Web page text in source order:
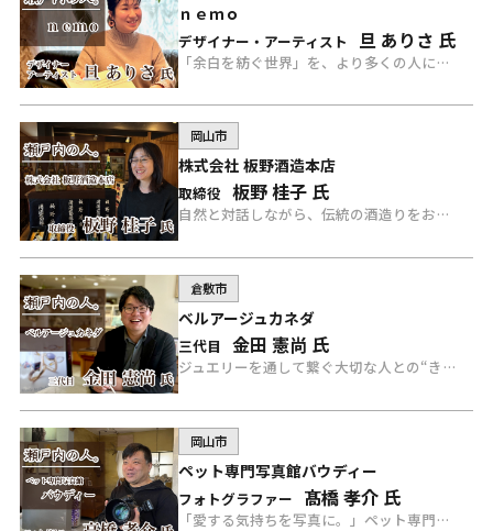
ｎｅｍｏ
デザイナー・アーティスト 旦 ありさ 氏
「余白を紡ぐ世界」を、より多くの人に届けたい、ｎｅｍｏのデザイナー・アーティストのありさ氏にインタビュー。
岡山市
株式会社 板野酒造本店
取締役 板野 桂子 氏
自然と対話しながら、伝統の酒造りをおこなう、板野酒造本店の取締役 板野氏にインタビュー。
倉敷市
ベルアージュカネダ
三代目 金田 憲尚 氏
ジュエリーを通して繋ぐ大切な人との“きずな”を提案する、ベルアージュカネダの三代目 金田氏にインタビュー。
岡山市
ペット専門写真館バウディー
フォトグラファー 髙橋 孝介 氏
「愛する気持ちを写真に。」ペット専門店写真館バウディーのフォトグラファー高橋氏にインタビュー。